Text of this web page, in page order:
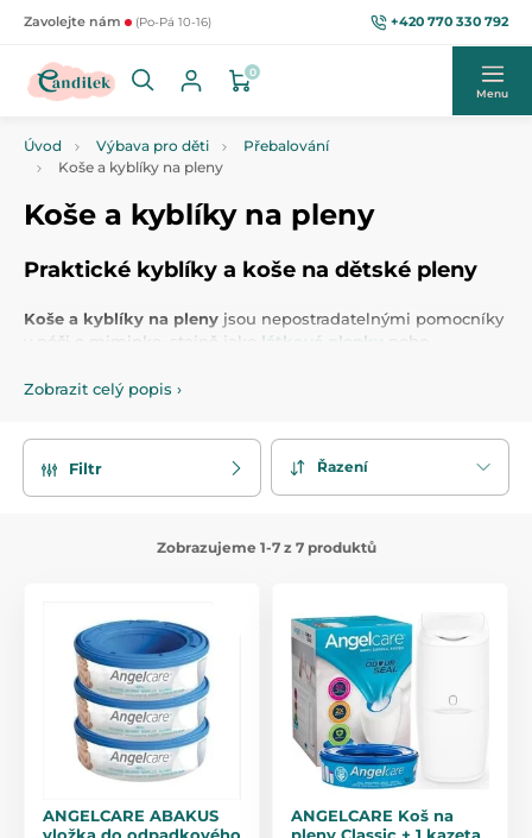
Zavolejte nám (Po-Pá 10-16) +420 770 330 792
0
Menu
Úvod Výbava pro děti
Přebalování
Koše a kyblíky na pleny
Koše a kyblíky na pleny
Praktické kyblíky a koše na dětské pleny
Koše a kyblíky na pleny jsou nepostradatelnými pomocníky
v péči o miminko, stejně jako látkové plenky
nebo
nepříjemný zápachpři výměně plen. Díky jednoduchému
velikostech, barvách a s možností dokoupení
sáčků.Praktické řešení, které ocení každá domácnost s
Zobrazit celý popis ›
Filtr Řazení
Zobrazujeme 1-7 z 7 produktů
ANGELCARE ABAKUS
vložka do odpadkového
ANGELCARE Koš na
pleny Classic + 1 kazeta